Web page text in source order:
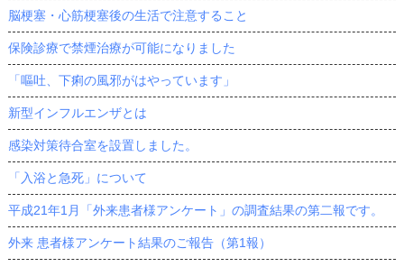
脳梗塞・心筋梗塞後の生活で注意すること
保険診療で禁煙治療が可能になりました
「嘔吐、下痢の風邪がはやっています」
新型インフルエンザとは
感染対策待合室を設置しました。
「入浴と急死」について
平成21年1月「外来患者様アンケート」の調査結果の第二報です。
外来 患者様アンケート結果のご報告（第1報）